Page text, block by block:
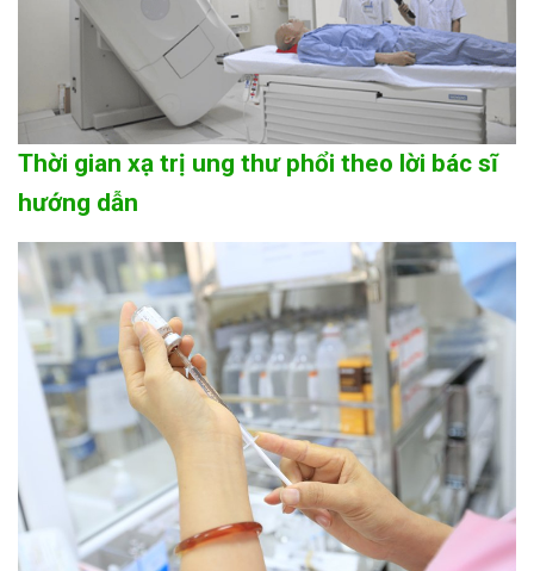
Thời gian xạ trị ung thư phổi theo lời bác sĩ
hướng dẫn